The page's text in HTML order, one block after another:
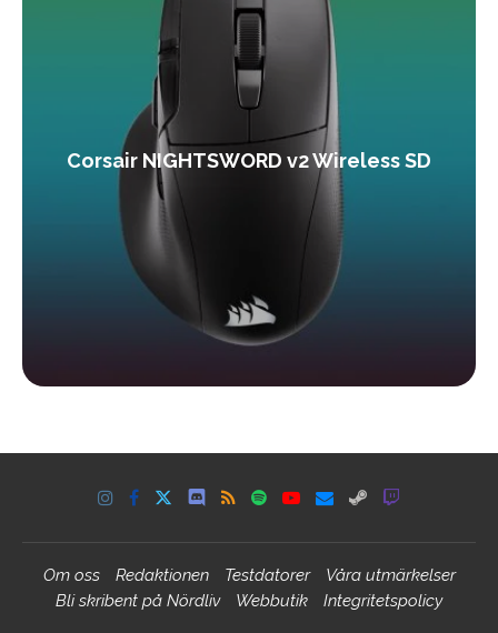
Corsair NIGHTSWORD v2 Wireless SD
Om oss Redaktionen Testdatorer
Våra utmärkelser
Bli skribent på Nördliv
Webbutik Integritetspolicy